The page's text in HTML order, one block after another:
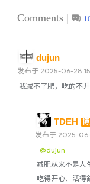
Comments |
dujun
发布于 2025-06-28
我减不了肥，吃的不
TDEH
发布于 2025-
@dujun
减肥从来不是人
吃得开心、活得